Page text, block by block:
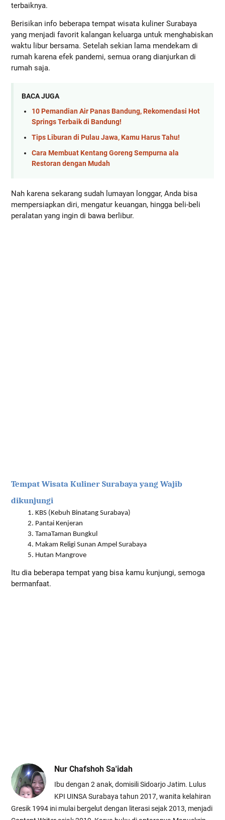
terbaiknya.
Berisikan info beberapa tempat wisata kuliner Surabaya
yang menjadi favorit kalangan keluarga untuk menghabiskan
waktu libur bersama. Setelah sekian lama mendekam di
rumah karena efek pandemi, semua orang dianjurkan di
rumah saja.
BACA JUGA
10 Pemandian Air Panas Bandung, Rekomendasi Hot
Springs Terbaik di Bandung!
Tips Liburan di Pulau Jawa, Kamu Harus Tahu!
Cara Membuat Kentang Goreng Sempurna ala
Restoran dengan Mudah
Nah karena sekarang sudah lumayan longgar, Anda bisa
mempersiapkan diri, mengatur keuangan, hingga beli-beli
peralatan yang ingin di bawa berlibur.
Tempat Wisata Kuliner Surabaya yang Wajib
dikunjungi
KBS (Kebuh Binatang Surabaya)
Pantai Kenjeran
TamaTaman Bungkul
Makam Religi Sunan Ampel Surabaya
Hutan Mangrove
Itu dia beberapa tempat yang bisa kamu kunjungi, semoga
bermanfaat.
Nur Chafshoh Sa'idah
Ibu dengan 2 anak, domisili Sidoarjo Jatim. Lulus
KPI UINSA Surabaya tahun 2017, wanita kelahiran
Gresik 1994 ini mulai bergelut dengan literasi sejak 2013, menjadi